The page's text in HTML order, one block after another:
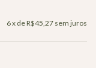
6x deR$45,27 sem juros